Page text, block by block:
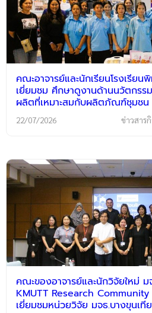
คณะอาจารย์และนักเรียนโรงเรีย
เยี่ยมชม ศึกษาดูงานด้านนวัตกรรม
ผลิตที่เหมาะสมกับผลิตภัณฑ์ชุมชน
22/07/2026 ข่าวสาร
คณะของอาจารย์และนักวิจัยใหม่
KMUTT Research
เยี่ยมชมหน่วยวิจัย มจธ.บางขุนเที